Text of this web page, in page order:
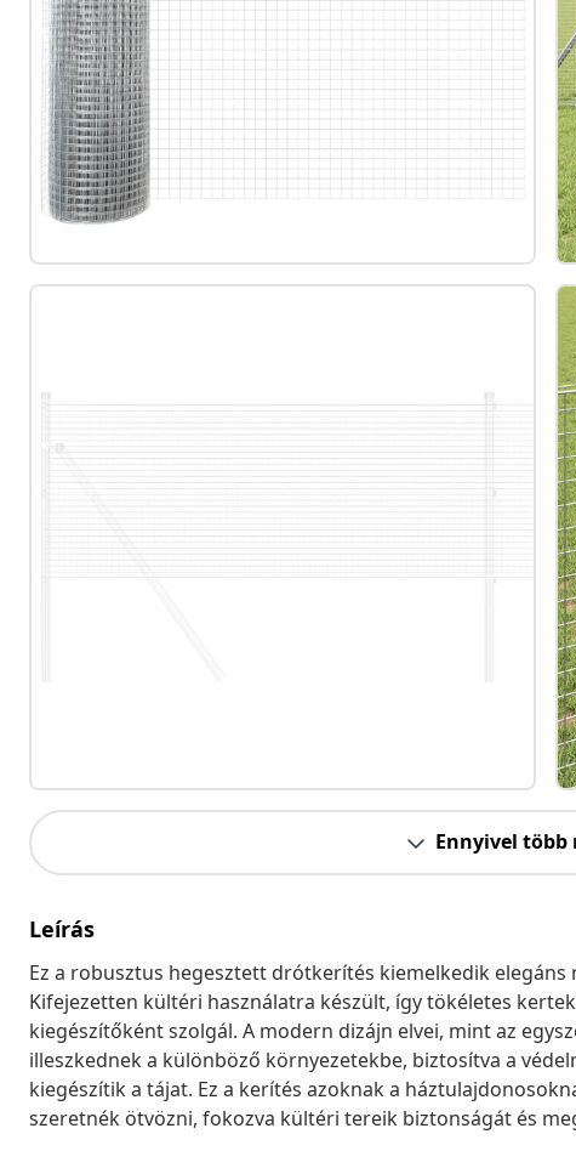
Ennyivel több
Leírás
Ez a robusztus hegesztett drótkerítés kiemelkedik
Kifejezetten kültéri használatra készült, így tökéletes
kiegészítőként szolgál. A modern dizájn elvei, mint az
illeszkednek a különböző környezetekbe, biztosítva a
kiegészítik a tájat. Ez a kerítés azoknak a
szeretnék ötvözni, fokozva kültéri tereik biztonságát és